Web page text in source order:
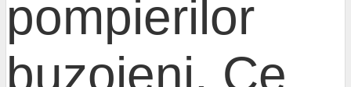
pompierilor
buzoieni. Ce